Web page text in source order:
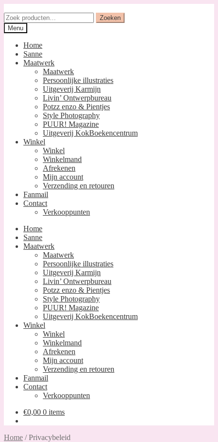
door
naar
navigatie
naar
de
inhoud
Zoeken
naar:
Zoeken
Menu
Home
Sanne
Maatwerk
Maatwerk
Persoonlijke illustraties
Uitgeverij Karmijn
Livin’ Ontwerpbureau
Potzz enzo & Pientjes
Style Photography
PUUR! Magazine
Uitgeverij KokBoekencentrum
Winkel
Winkel
Winkelmand
Afrekenen
Mijn account
Verzending en retouren
Fanmail
Contact
Verkooppunten
Home
Sanne
Maatwerk
Maatwerk
Persoonlijke illustraties
Uitgeverij Karmijn
Livin’ Ontwerpbureau
Potzz enzo & Pientjes
Style Photography
PUUR! Magazine
Uitgeverij KokBoekencentrum
Winkel
Winkel
Winkelmand
Afrekenen
Mijn account
Verzending en retouren
Fanmail
Contact
Verkooppunten
€0,00 0 items
Home /Privacybeleid